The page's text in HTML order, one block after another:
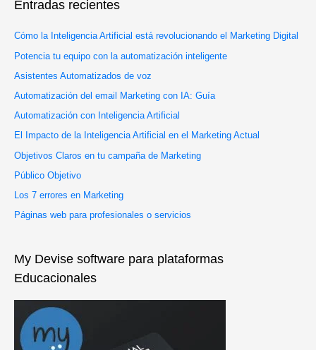
:
a
Entradas recientes
Cómo la Inteligencia Artificial está revolucionando el Marketing Digital
Potencia tu equipo con la automatización inteligente
Asistentes Automatizados de voz
Automatización del email Marketing con IA: Guía
Automatización con Inteligencia Artificial
El Impacto de la Inteligencia Artificial en el Marketing Actual
Objetivos Claros en tu campaña de Marketing
Público Objetivo
Los 7 errores en Marketing
Páginas web para profesionales o servicios
My Devise software para plataformas
Educacionales